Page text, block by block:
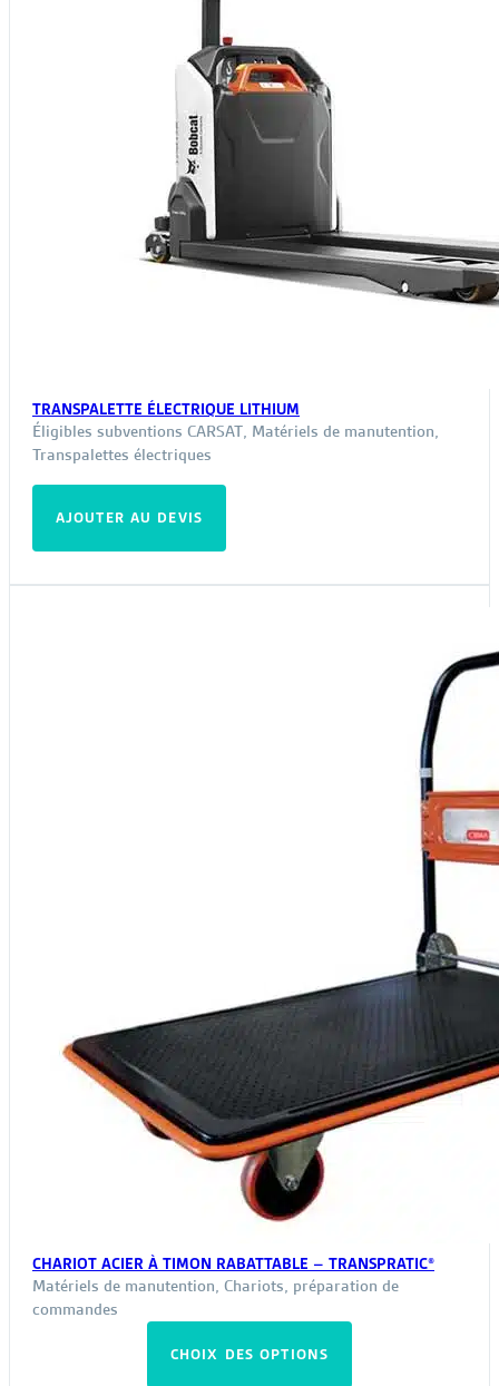
TRANSPALETTE ÉLECTRIQUE LITHIUM
Éligibles subventions CARSAT, Matériels de manutention,
Transpalettes électriques
AJOUTER AU DEVIS
CHARIOT ACIER À TIMON RABATTABLE – TRANSPRATIC®
Matériels de manutention, Chariots, préparation de
commandes
CHOIX DES OPTIONS